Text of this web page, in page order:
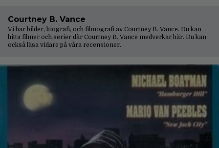
Courtney B. Vance
Vi har bilder, biografi, och filmografi av Courtney B. Vance. Du kan
hitta filmer och serier där Courtney B. Vance medverkar här. Du kan
också läsa vidare på våra recensioner.